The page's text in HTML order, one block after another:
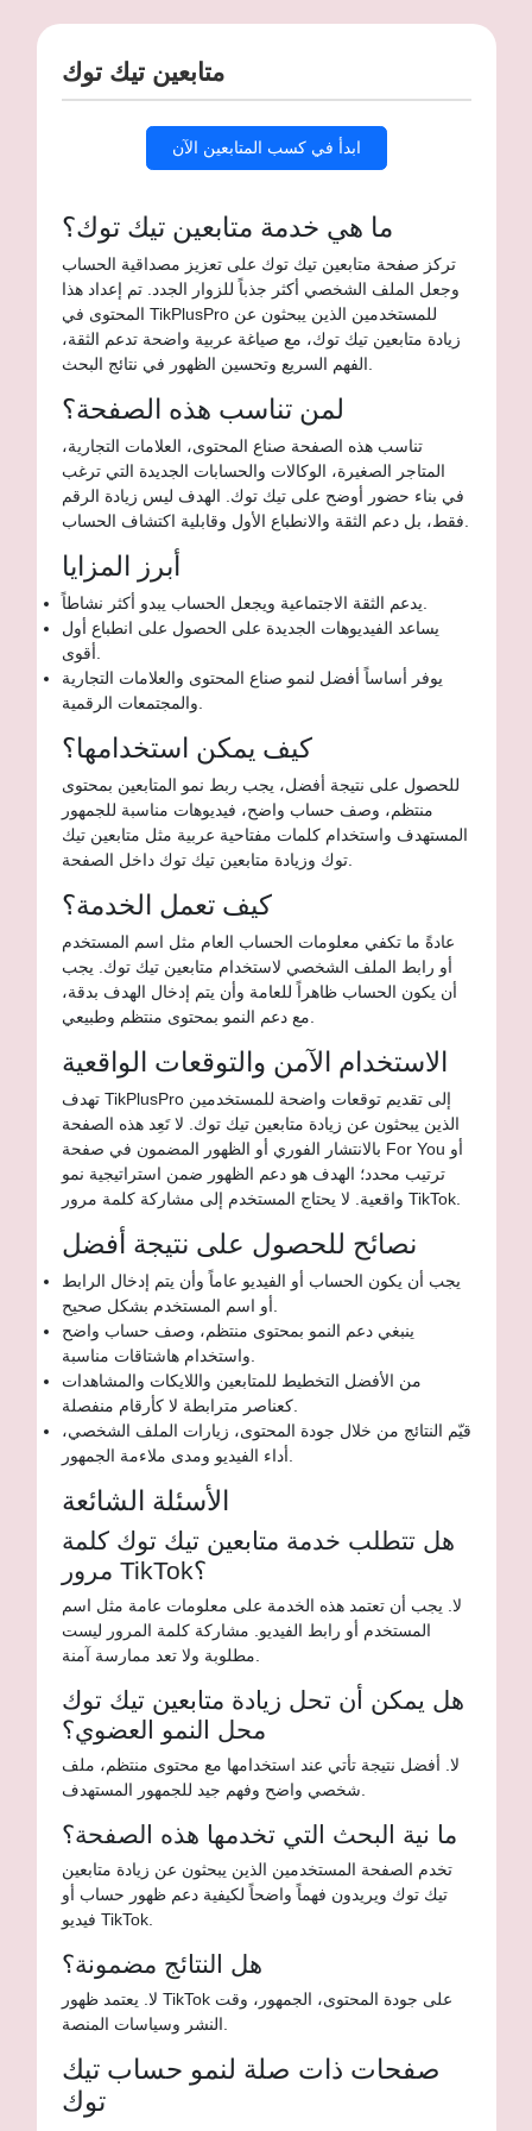
متابعين تيك توك
ابدأ في كسب المتابعين الآن
ما هي خدمة متابعين تيك توك؟
تركز صفحة متابعين تيك توك على تعزيز مصداقية الحساب
وجعل الملف الشخصي أكثر جذباً للزوار الجدد. تم إعداد هذا
المحتوى في TikPlusPro للمستخدمين الذين يبحثون عن
زيادة متابعين تيك توك، مع صياغة عربية واضحة تدعم الثقة،
لمن تناسب هذه الصفحة؟
تناسب هذه الصفحة صناع المحتوى، العلامات التجارية،
المتاجر الصغيرة، الوكالات والحسابات الجديدة التي ترغب
في بناء حضور أوضح على تيك توك. الهدف ليس زيادة الرقم
أبرز المزايا
يساعد الفيديوهات الجديدة على الحصول على انطباع أول
يوفر أساساً أفضل لنمو صناع المحتوى والعلامات التجارية
كيف يمكن استخدامها؟
للحصول على نتيجة أفضل، يجب ربط نمو المتابعين بمحتوى
منتظم، وصف حساب واضح، فيديوهات مناسبة للجمهور
المستهدف واستخدام كلمات مفتاحية عربية مثل متابعين تيك
توك وزيادة متابعين تيك توك داخل الصفحة.
كيف تعمل الخدمة؟
عادةً ما تكفي معلومات الحساب العام مثل اسم المستخدم
أو رابط الملف الشخصي لاستخدام متابعين تيك توك. يجب
أن يكون الحساب ظاهراً للعامة وأن يتم إدخال الهدف بدقة،
الاستخدام الآمن والتوقعات الواقعية
تهدف TikPlusPro إلى تقديم توقعات واضحة للمستخدمين
الذين يبحثون عن زيادة متابعين تيك توك. لا تَعِد هذه الصفحة
بالانتشار الفوري أو الظهور المضمون في صفحة For You أو
ترتيب محدد؛ الهدف هو دعم الظهور ضمن استراتيجية نمو
واقعية. لا يحتاج المستخدم إلى مشاركة كلمة مرور TikTok.
نصائح للحصول على نتيجة أفضل
يجب أن يكون الحساب أو الفيديو عاماً وأن يتم إدخال الرابط
ينبغي دعم النمو بمحتوى منتظم، وصف حساب واضح
من الأفضل التخطيط للمتابعين واللايكات والمشاهدات
كعناصر مترابطة لا كأرقام منفصلة.
قيّم النتائج من خلال جودة المحتوى، زيارات الملف الشخصي،
الأسئلة الشائعة
هل تتطلب خدمة متابعين تيك توك كلمة
مرور TikTok؟
لا. يجب أن تعتمد هذه الخدمة على معلومات عامة مثل اسم
المستخدم أو رابط الفيديو. مشاركة كلمة المرور ليست
هل يمكن أن تحل زيادة متابعين تيك توك
محل النمو العضوي؟
لا. أفضل نتيجة تأتي عند استخدامها مع محتوى منتظم، ملف
ما نية البحث التي تخدمها هذه الصفحة؟
تخدم الصفحة المستخدمين الذين يبحثون عن زيادة متابعين
تيك توك ويريدون فهماً واضحاً لكيفية دعم ظهور حساب أو
فيديو TikTok.
هل النتائج مضمونة؟
لا. يعتمد ظهور TikTok على جودة المحتوى، الجمهور، وقت
صفحات ذات صلة لنمو حساب تيك
توك